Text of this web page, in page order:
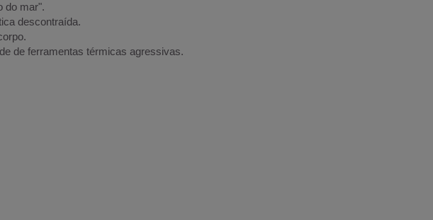
do mar".
descontraída.
de ferramentas térmicas agressivas.